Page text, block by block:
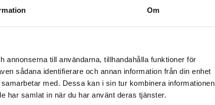
Om
annonserna till användarna, tillhandahålla funktioner för
sådana identifierare och annan information från din enhet
med. Dessa kan i sin tur kombinera informationen
har samlat in när du har använt deras tjänster.